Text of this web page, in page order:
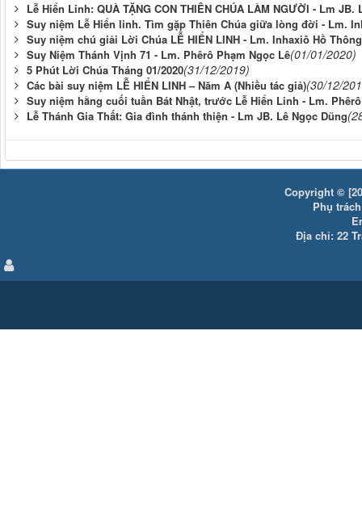
Lễ Hiển Linh: QUÀ TẶNG CON THIÊN CHÚA LÀM NGƯỜI - Lm JB.
Suy niệm Lễ Hiển linh. Tìm gặp Thiên Chúa giữa lòng đời - Lm.
Suy niệm chú giải Lời Chúa LỄ HIỂN LINH - Lm. Inhaxiô Hồ Thông
Suy Niệm Thánh Vịnh 71 - Lm. Phêrô Phạm Ngọc Lê(01/01/2020)
5 Phút Lời Chúa Tháng 01/2020(31/12/2019)
Các bài suy niệm LỄ HIỂN LINH – Năm A (Nhiều tác giả)(30/12/
Suy niệm hằng cuối tuần Bát Nhật, trước Lễ Hiển Linh - Lm.
Lễ Thánh Gia Thất: Gia đình thánh thiện - Lm JB. Lê Ngọc Dũng
Copyright ©
Phụ
Địa chỉ: 22